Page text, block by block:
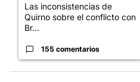
Las inconsistencias de
Quirno sobre el conflicto con
Br...
155 comentarios